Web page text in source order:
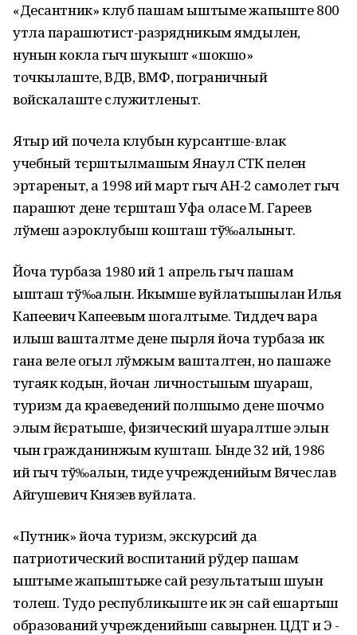
«Десантник» клуб пашам ыштыме жапыште 800
утла парашютист-разрядникым ямдылен,
нунын кокла гыч шукышт «шокшо»
точкылаште, ВДВ, ВМФ, пограничный
войскалаште служитленыт.
Ятыр ий почела клубын курсантше-влак
учебный тєрштылмашым Янаул СТК пелен
эртареныт, а 1998 ий март гыч АН-2 самолет гыч
парашют дене тєршташ Уфа оласе М. Гареев
лўмеш аэроклубыш кошташ тў‰алыныт.
Йоча турбаза 1980 ий 1 апрель гыч пашам
ышташ тў‰алын. Икымше вуйлатышылан Илья
Капеевич Капеевым шогалтыме. Тиддеч вара
илыш вашталтме дене пырля йоча турбаза ик
гана веле огыл лўмжым вашталтен, но пашаже
тугаяк кодын, йочан личностьшым шуараш,
туризм да краеведений полшымо дене шочмо
элым йєратыше, физический шуаралтше элын
чын гражданинжым кушташ. Ынде 32 ий, 1986
ий гыч тў‰алын, тиде учрежденийым Вячеслав
Айгушевич Князев вуйлата.
«Путник» йоча туризм, экскурсий да
патриотический воспитаний рўдер пашам
ыштыме жапыштыже сай результатыш шуын
толеш. Тудо республикыште ик эн сай ешартыш
образований учрежденийыш савырнен. ЦДТ и Э -